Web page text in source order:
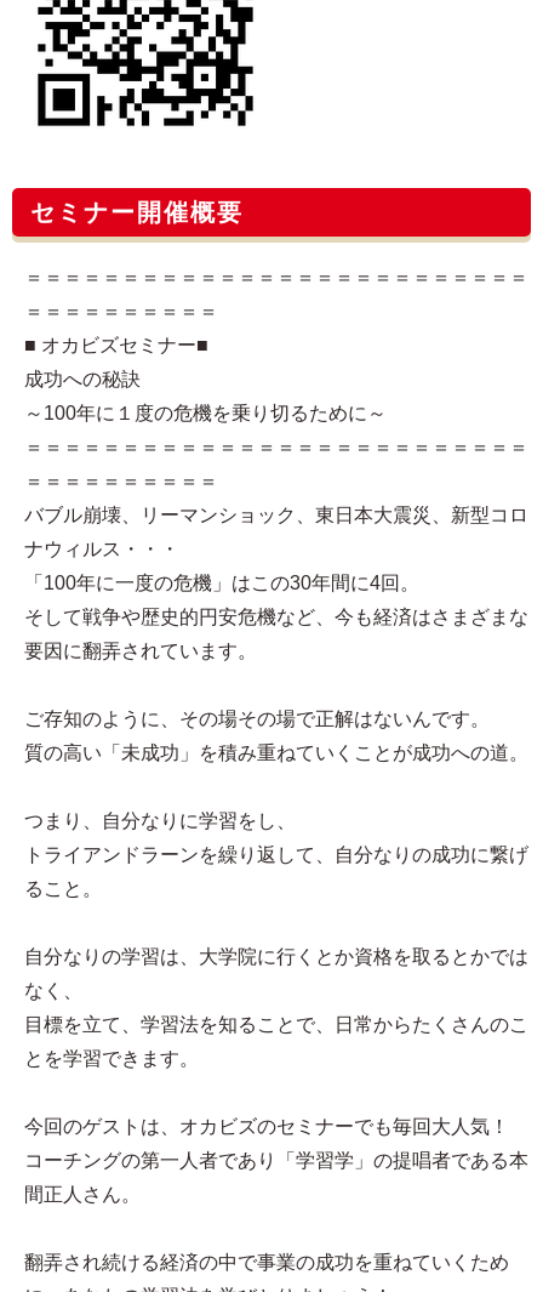
セミナー開催概要
＝＝＝＝＝＝＝＝＝＝＝＝＝＝＝＝＝＝＝＝＝＝＝＝＝＝
＝＝＝＝＝＝＝＝＝＝
■ オカビズセミナー■
成功への秘訣
～100年に１度の危機を乗り切るために～
＝＝＝＝＝＝＝＝＝＝＝＝＝＝＝＝＝＝＝＝＝＝＝＝＝＝
＝＝＝＝＝＝＝＝＝＝
バブル崩壊、リーマンショック、東日本大震災、新型コロ
ナウィルス・・・
「100年に一度の危機」はこの30年間に4回。
そして戦争や歴史的円安危機など、今も経済はさまざまな
要因に翻弄されています。
ご存知のように、その場その場で正解はないんです。
質の高い「未成功」を積み重ねていくことが成功への道。
つまり、自分なりに学習をし、
トライアンドラーンを繰り返して、自分なりの成功に繋げ
ること。
自分なりの学習は、大学院に行くとか資格を取るとかでは
なく、
目標を立て、学習法を知ることで、日常からたくさんのこ
とを学習できます。
今回のゲストは、オカビズのセミナーでも毎回大人気！
コーチングの第一人者であり「学習学」の提唱者である本
間正人さん。
翻弄され続ける経済の中で事業の成功を重ねていくため